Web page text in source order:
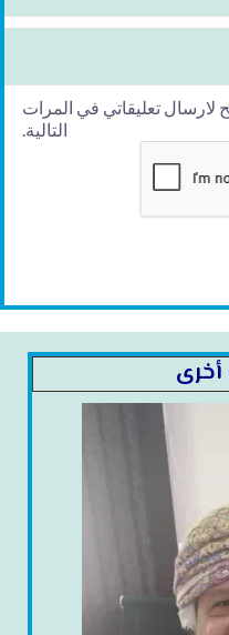
تعليقاتي في المرات
التالية.